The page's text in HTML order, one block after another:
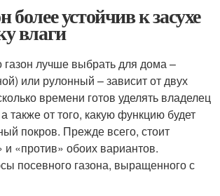
более устойчив к засухе
влаги
газон лучше выбрать для дома –
или рулонный – зависит от двух
времени готов уделять владелец
также от того, какую функцию будет
покров. Прежде всего, стоит
и «против» обоих вариантов.
посевного газона, выращенного с